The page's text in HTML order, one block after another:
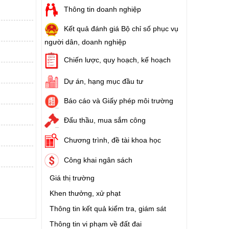
Thông tin doanh nghiệp
Kết quả đánh giá Bộ chỉ số phục vụ
người dân, doanh nghiệp
Chiến lược, quy hoạch, kế hoạch
Dự án, hạng mục đầu tư
Báo cáo và Giấy phép môi trường
Đấu thầu, mua sắm công
Chương trình, đề tài khoa học
Công khai ngân sách
Giá thị trường
Khen thưởng, xử phạt
Thông tin kết quả kiểm tra, giám sát
Thông tin vi phạm về đất đai